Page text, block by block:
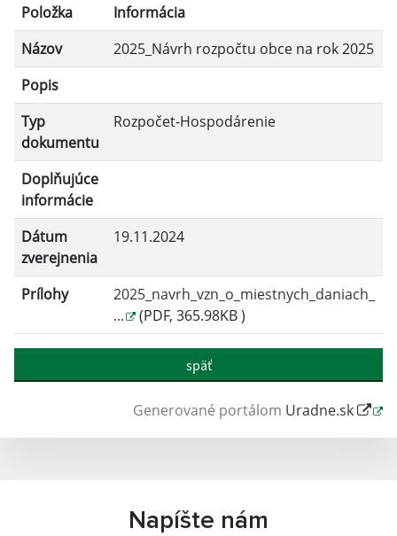
Dátum zverejnenia do:
Filtrovať Reset
Položka
Informácia
Názov
2025_Návrh rozpočtu obce na rok 2025
Popis
Typ
dokumentu
Rozpočet-Hospodárenie
Doplňujúce
informácie
Dátum
zverejnenia
19.11.2024
Prílohy
2025_navrh_vzn_o_miestnych_daniach_
...
(PDF, 365.98KB )
späť
Generované portálom Uradne.sk
Napíšte nám